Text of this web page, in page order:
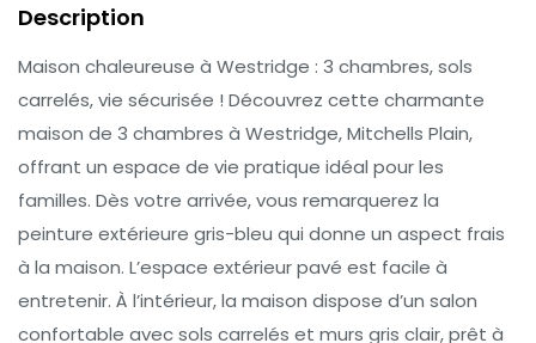
Description
Maison chaleureuse à Westridge : 3 chambres, sols
carrelés, vie sécurisée ! Découvrez cette charmante
maison de 3 chambres à Westridge, Mitchells Plain,
offrant un espace de vie pratique idéal pour les
familles. Dès votre arrivée, vous remarquerez la
peinture extérieure gris-bleu qui donne un aspect frais
à la maison. L’espace extérieur pavé est facile à
entretenir. À l’intérieur, la maison dispose d’un salon
confortable avec sols carrelés et murs gris clair, prêt à